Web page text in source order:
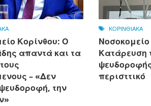
Κορίνθου: Ο
απαντά και τα
– «Δεν
την
ΚΟΡΙΝΘΙΑΚΑ
Κατάρευση
περισττικό